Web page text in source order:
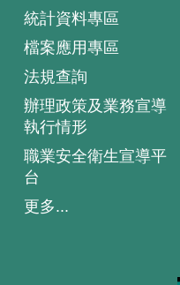
統計資料專區
檔案應用專區
法規查詢
辦理政策及業務宣導
執行情形
職業安全衛生宣導平
台
更多...